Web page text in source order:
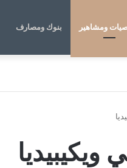
ومشاهير بنوك ومصارف